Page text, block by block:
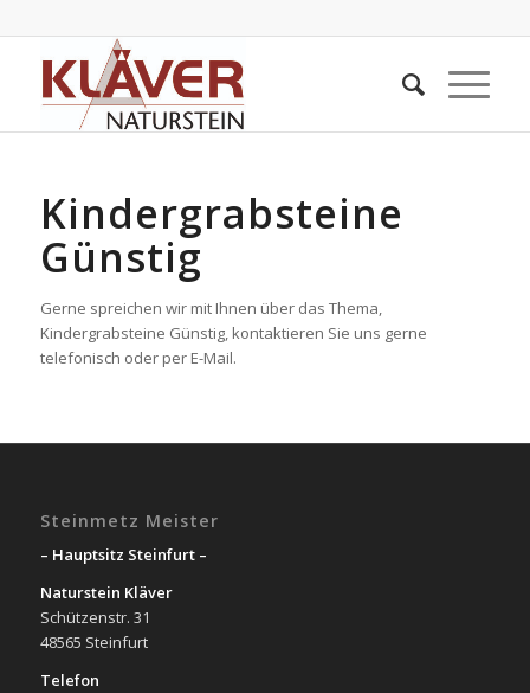
Kindergrabsteine
Günstig
Gerne spreichen wir mit Ihnen über das Thema,
Kindergrabsteine Günstig, kontaktieren Sie uns gerne
telefonisch oder per E-Mail.
Steinmetz Meister
– Hauptsitz Steinfurt –
Naturstein Kläver
Schützenstr. 31
48565 Steinfurt
Telefon